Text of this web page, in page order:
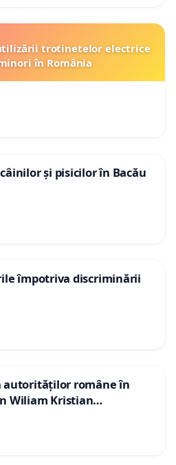
trotinetelor electrice
în România
și pisicilor în Bacău
împotriva discriminării
autorităților române în
Wiliam Kristian
în Danemarca de